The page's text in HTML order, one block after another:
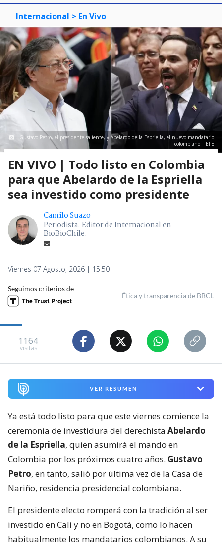
Internacional > En Vivo
Gustavo Petro, el presidente saliente, y Abelardo de la Espriella, el nuevo mandatario
colombiano | EFE
EN VIVO | Todo listo en Colombia
para que Abelardo de la Espriella
sea investido como presidente
Camilo Suazo
Periodista. Editor de Internacional en
BioBioChile.
Viernes 07 Agosto, 2026 | 15:50
Seguimos criterios de
Ética y transparencia de BBCL
1164
visitas
VER RESUMEN
Ya está todo listo para que este viernes comience la
ceremonia de investidura del derechista Abelardo
de la Espriella, quien asumirá el mando en
Colombia por los próximos cuatro años. Gustavo
Petro, en tanto, salió por última vez de la Casa de
Nariño, residencia presidencial colombiana.
El presidente electo romperá con la tradición al ser
investido en Cali y no en Bogotá, como lo hacen
habitualmente los mandatarios colombianos. A su